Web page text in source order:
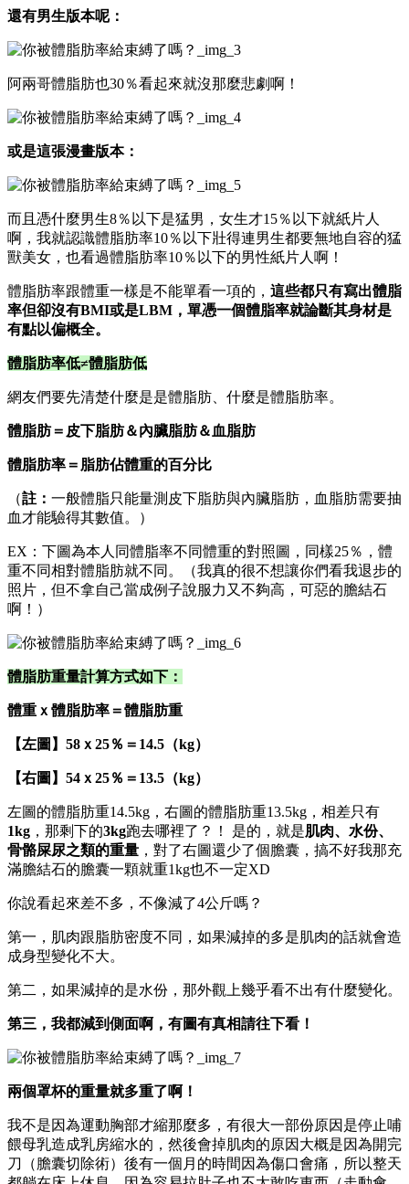
還有男生版本呢：
阿兩哥體脂肪也30％看起來就沒那麼悲劇啊！
或是這張漫畫版本：
而且憑什麼男生8％以下是猛男，女生才15％以下就紙片人
啊，我就認識體脂肪率10％以下壯得連男生都要無地自容的猛
獸美女，也看過體脂肪率10％以下的男性紙片人啊！
體脂肪率跟體重一樣是不能單看一項的， 這些都只有寫出體脂
率但卻沒有BMI或是LBM，單憑一個體脂率就論斷其身材是
有點以偏概全。
體脂肪率低≠體脂肪低
網友們要先清楚什麼是是體脂肪、什麼是體脂肪率。
體脂肪＝皮下脂肪＆內臟脂肪＆血脂肪
體脂肪率＝脂肪佔體重的百分比
（註： 一般體脂只能量測皮下脂肪與內臟脂肪，血脂肪需要抽
血才能驗得其數值。）
EX：下圖為本人同體脂率不同體重的對照圖，同樣25％，體
重不同相對體脂肪就不同。（我真的很不想讓你們看我退步的
照片，但不拿自己當成例子說服力又不夠高，可惡的膽結石
啊！）
體脂肪重量計算方式如下：
體重ｘ體脂肪率＝體脂肪重
【左圖】58ｘ25％＝14.5（kg）
【右圖】54ｘ25％＝13.5（kg）
左圖的體脂肪重14.5kg，右圖的體脂肪重13.5kg，相差只有
1kg ，那剩下的3kg跑去哪裡了？！ 是的，就是肌肉、水份、
骨骼屎尿之類的重量 ，對了右圖還少了個膽囊，搞不好我那充
滿膽結石的膽囊一顆就重1kg也不一定XD
你說看起來差不多，不像減了4公斤嗎？
第一，肌肉跟脂肪密度不同，如果減掉的多是肌肉的話就會造
成身型變化不大。
第二，如果減掉的是水份，那外觀上幾乎看不出有什麼變化。
第三，我都減到側面啊，有圖有真相請往下看！
兩個罩杯的重量就多重了啊！
我不是因為運動胸部才縮那麼多，有很大一部份原因是停止哺
餵母乳造成乳房縮水的，然後會掉肌肉的原因大概是因為開完
刀（膽囊切除術）後有一個月的時間因為傷口會痛，所以整天